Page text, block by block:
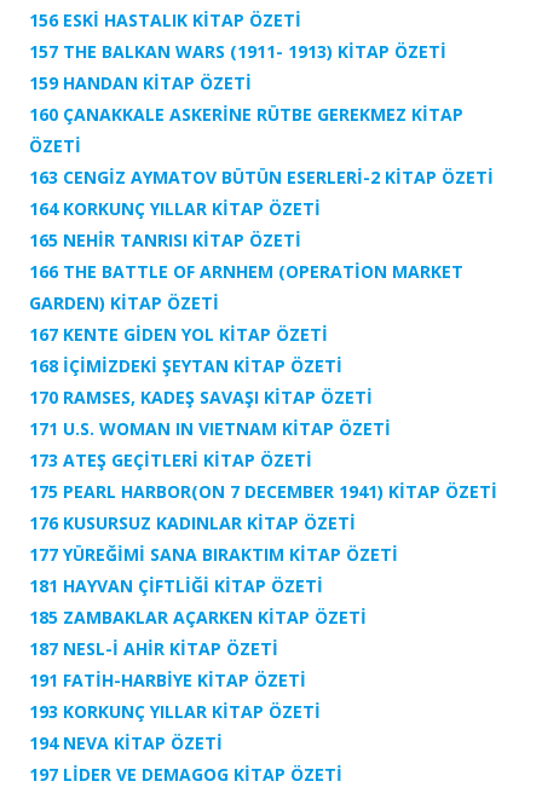
156 ESKİ HASTALIK KİTAP ÖZETİ
157 THE BALKAN WARS (1911- 1913) KİTAP ÖZETİ
159 HANDAN KİTAP ÖZETİ
160 ÇANAKKALE ASKERİNE RÜTBE GEREKMEZ KİTAP
ÖZETİ
163 CENGİZ AYMATOV BÜTÜN ESERLERİ-2 KİTAP ÖZETİ
164 KORKUNÇ YILLAR KİTAP ÖZETİ
165 NEHİR TANRISI KİTAP ÖZETİ
166 THE BATTLE OF ARNHEM (OPERATİON MARKET
GARDEN) KİTAP ÖZETİ
167 KENTE GİDEN YOL KİTAP ÖZETİ
168 İÇİMİZDEKİ ŞEYTAN KİTAP ÖZETİ
170 RAMSES, KADEŞ SAVAŞI KİTAP ÖZETİ
171 U.S. WOMAN IN VIETNAM KİTAP ÖZETİ
173 ATEŞ GEÇİTLERİ KİTAP ÖZETİ
175 PEARL HARBOR(ON 7 DECEMBER 1941) KİTAP ÖZETİ
176 KUSURSUZ KADINLAR KİTAP ÖZETİ
177 YÜREĞİMİ SANA BIRAKTIM KİTAP ÖZETİ
181 HAYVAN ÇİFTLİĞİ KİTAP ÖZETİ
185 ZAMBAKLAR AÇARKEN KİTAP ÖZETİ
187 NESL-İ AHİR KİTAP ÖZETİ
191 FATİH-HARBİYE KİTAP ÖZETİ
193 KORKUNÇ YILLAR KİTAP ÖZETİ
194 NEVA KİTAP ÖZETİ
197 LİDER VE DEMAGOG KİTAP ÖZETİ